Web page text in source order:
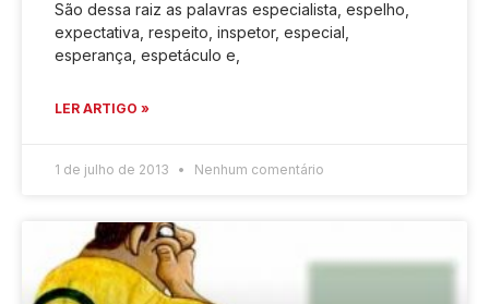
São dessa raiz as palavras especialista, espelho,
expectativa, respeito, inspetor, especial,
esperança, espetáculo e,
LER ARTIGO »
1 de julho de 2013 Nenhum comentário